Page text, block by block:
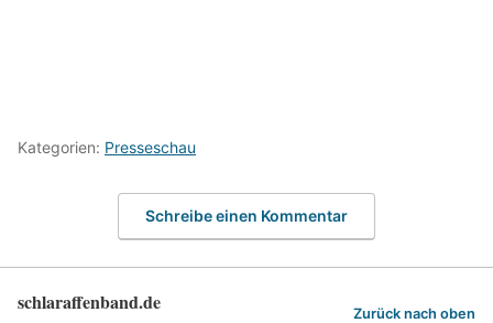
Kategorien: Presseschau
Schreibe einen Kommentar
schlaraffenband.de Zurück nach oben